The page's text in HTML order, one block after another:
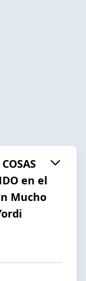
en el
Mucho